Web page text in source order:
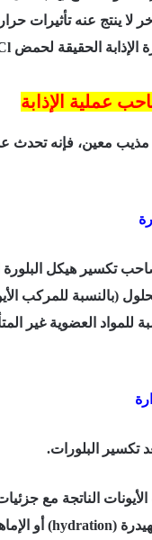
لا ينتج عنه تأثيرات
الإذابة الحقيقة لحمض
عملية الإذابة
معین، فإنه تحدث
تكسیر ھیكل البلورة
(بالنسبة للمركب
للمواد العضویة غیر
تكسير البلورات.
الناتجة مع
(hydration) أو